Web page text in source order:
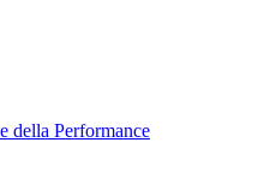
della Performance